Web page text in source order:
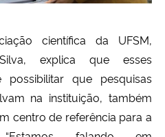
científica da UFSM,
explica que esses
possibilitar que pesquisas
na instituição, também
centro de referência para a